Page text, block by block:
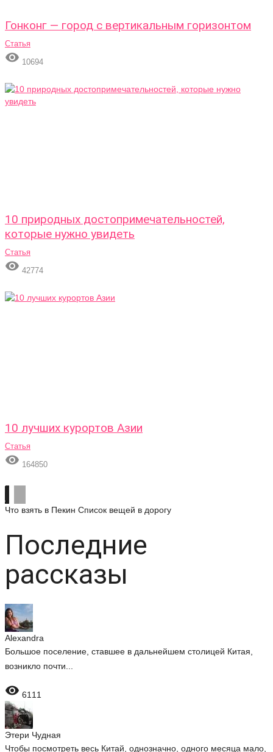
Гонконг — город с вертикальным горизонтом
Статья
 10694
10 природных достопримечательностей,
которые нужно увидеть
Статья
 42774
10 лучших курортов Азии
Статья
 164850
Что взять в Пекин Список вещей в дорогу
Последние
рассказы
Alexandra
Большое поселение, ставшее в дальнейшем столицей Китая,
возникло почти...
 6111
Этери Чудная
Чтобы посмотреть весь Китай, однозначно, одного месяца мало,